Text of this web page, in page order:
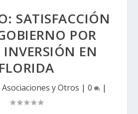
SATISFACCIÓN
POR
EN
FLORIDA
Asociaciones y Otros | 0 |